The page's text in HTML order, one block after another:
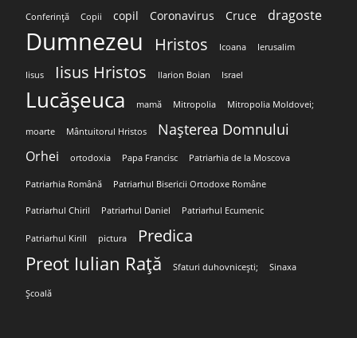
Conferință Copii copil Coronavirus Cruce dragoste
Dumnezeu Hristos Icoana Ierusalim
Iisus Iisus Hristos Ilarion Boian Israel
Lucășeuca mamă Mitropolia Mitropolia Moldovei;
moarte Mântuitorul Hristos Nașterea Domnului
Orhei ortodoxia Papa Francisc Patriarhia de la Moscova
Patriarhia Română Patriarhul Bisericii Ortodoxe Române
Patriarhul Chiril Patriarhul Daniel Patriarhul Ecumenic
Patriarhul Kirill pictura Predica
Preot Iulian Rață Sfaturi duhovnicești; Sinaxa
Școală